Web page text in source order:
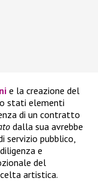
e la creazione del
stati elementi
di un contratto
dalla sua avrebbe
pubblico,
e
del
artistica.